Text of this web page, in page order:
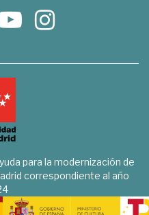
para la modernización de
correspondiente al año